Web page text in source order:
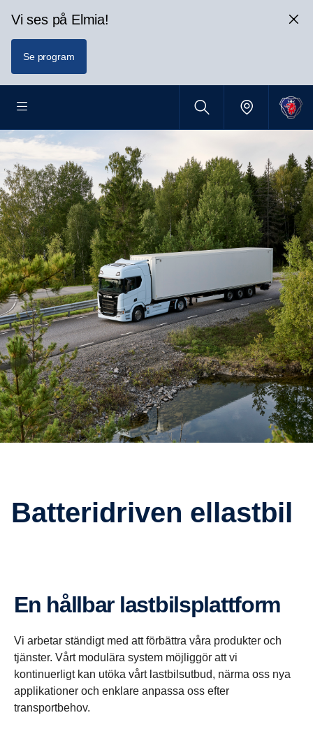
Vi ses på Elmia!
Se program
Batte­ri­driven ellastbil
En hållbar lastbils­platt­form
Vi arbetar ständigt med att förbättra våra produkter och
tjänster. Vårt modulära system möjliggör att vi
kontinuerligt kan utöka vårt lastbilsutbud, närma oss nya
applikationer och enklare anpassa oss efter
transportbehov.